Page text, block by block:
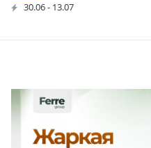
30.06 - 13.07